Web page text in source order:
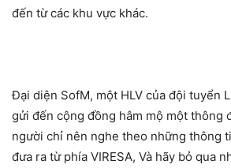
đến từ các khu vực khác.
Đại diện SofM, một HLV của đội tuyển
gửi đến cộng đồng hâm mộ một thông
người chỉ nên nghe theo những thông
đưa ra từ phía VIRESA, Và hãy bỏ qua